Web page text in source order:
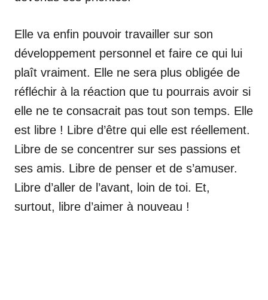
Elle va enfin pouvoir travailler sur son
développement personnel et faire ce qui lui
plaît vraiment. Elle ne sera plus obligée de
réfléchir à la réaction que tu pourrais avoir si
elle ne te consacrait pas tout son temps. Elle
est libre ! Libre d’être qui elle est réellement.
Libre de se concentrer sur ses passions et
ses amis. Libre de penser et de s’amuser.
Libre d’aller de l’avant, loin de toi. Et,
surtout, libre d’aimer à nouveau !